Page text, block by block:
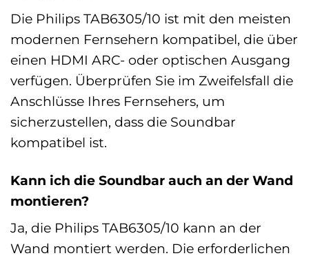
Die Philips TAB6305/10 ist mit den meisten
modernen Fernsehern kompatibel, die über
einen HDMI ARC- oder optischen Ausgang
verfügen. Überprüfen Sie im Zweifelsfall die
Anschlüsse Ihres Fernsehers, um
sicherzustellen, dass die Soundbar
kompatibel ist.
Kann ich die Soundbar auch an der Wand
montieren?
Ja, die Philips TAB6305/10 kann an der
Wand montiert werden. Die erforderlichen